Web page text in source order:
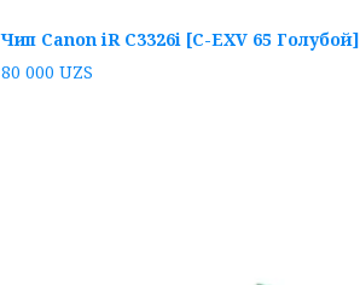
Чип Canon iR C3326i [C-EXV 65 Голубой]
80 000UZS